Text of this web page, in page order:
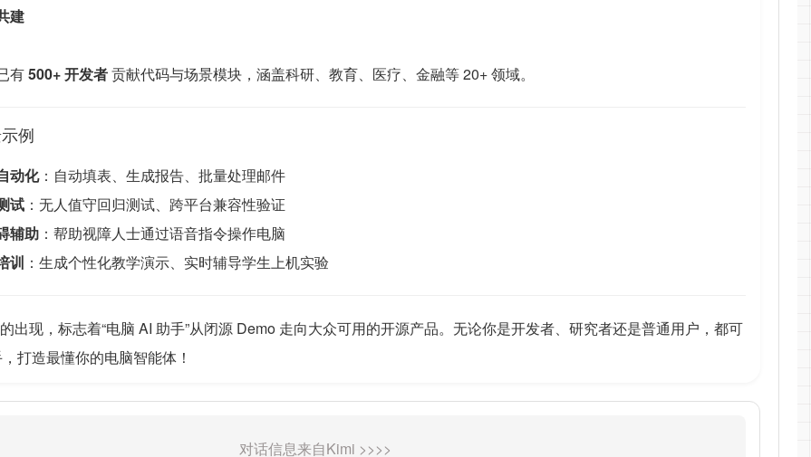
建
有500+ 开发者贡献代码与场景模块，涵盖科研、教育、医疗、金融等 20+ 领域。
例
动化：自动填表、生成报告、批量处理邮件
试 ：无人值守回归测试、跨平台兼容性验证
辅助 ：帮助视障人士通过语音指令操作电脑
训 ：生成个性化教学演示、实时辅导学生上机实验
出现，标志着“电脑 AI 助手”从闭源 Demo 走向大众可用的开源产品。无论你是开发者、研究者还是普通用户，都可
打造最懂你的电脑智能体！